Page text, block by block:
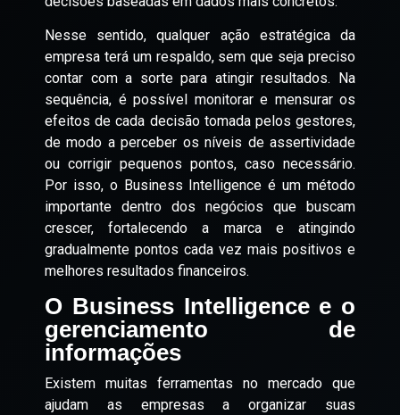
Nesse sentido, qualquer ação estratégica da
empresa terá um respaldo, sem que seja preciso
contar com a sorte para atingir resultados. Na
sequência, é possível monitorar e mensurar os
efeitos de cada decisão tomada pelos gestores,
de modo a perceber os níveis de assertividade
ou corrigir pequenos pontos, caso necessário.
Por isso, o Business Intelligence é um método
importante dentro dos negócios que buscam
crescer, fortalecendo a marca e atingindo
gradualmente pontos cada vez mais positivos e
melhores resultados financeiros.
O Business Intelligence e o
gerenciamento de
informações
Existem muitas ferramentas no mercado que
ajudam as empresas a organizar suas